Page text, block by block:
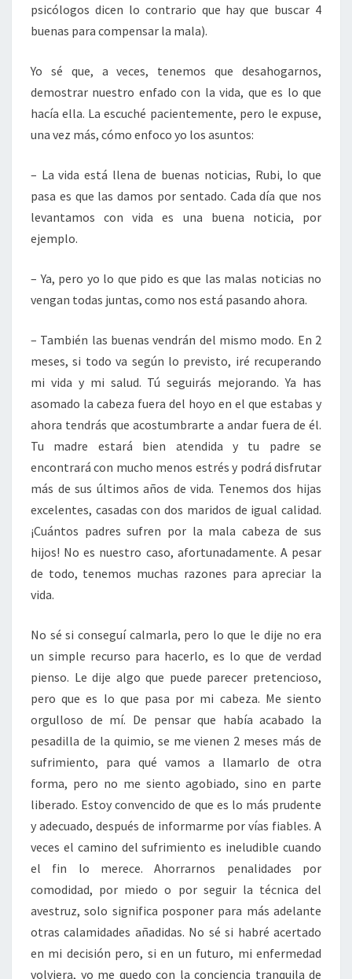
psicólogos dicen lo contrario que hay que buscar 4
buenas para compensar la mala).
Yo sé que, a veces, tenemos que desahogarnos,
demostrar nuestro enfado con la vida, que es lo que
hacía ella. La escuché pacientemente, pero le expuse,
una vez más, cómo enfoco yo los asuntos:
– La vida está llena de buenas noticias, Rubi, lo que
pasa es que las damos por sentado. Cada día que nos
levantamos con vida es una buena noticia, por
ejemplo.
– Ya, pero yo lo que pido es que las malas noticias no
vengan todas juntas, como nos está pasando ahora.
– También las buenas vendrán del mismo modo. En 2
meses, si todo va según lo previsto, iré recuperando
mi vida y mi salud. Tú seguirás mejorando. Ya has
asomado la cabeza fuera del hoyo en el que estabas y
ahora tendrás que acostumbrarte a andar fuera de él.
Tu madre estará bien atendida y tu padre se
encontrará con mucho menos estrés y podrá disfrutar
más de sus últimos años de vida. Tenemos dos hijas
excelentes, casadas con dos maridos de igual calidad.
¡Cuántos padres sufren por la mala cabeza de sus
hijos! No es nuestro caso, afortunadamente. A pesar
de todo, tenemos muchas razones para apreciar la
vida.
No sé si conseguí calmarla, pero lo que le dije no era
un simple recurso para hacerlo, es lo que de verdad
pienso. Le dije algo que puede parecer pretencioso,
pero que es lo que pasa por mi cabeza. Me siento
orgulloso de mí. De pensar que había acabado la
pesadilla de la quimio, se me vienen 2 meses más de
sufrimiento, para qué vamos a llamarlo de otra
forma, pero no me siento agobiado, sino en parte
liberado. Estoy convencido de que es lo más prudente
y adecuado, después de informarme por vías fiables. A
veces el camino del sufrimiento es ineludible cuando
el fin lo merece. Ahorrarnos penalidades por
comodidad, por miedo o por seguir la técnica del
avestruz, solo significa posponer para más adelante
otras calamidades añadidas. No sé si habré acertado
en mi decisión pero, si en un futuro, mi enfermedad
volviera, yo me quedo con la conciencia tranquila de